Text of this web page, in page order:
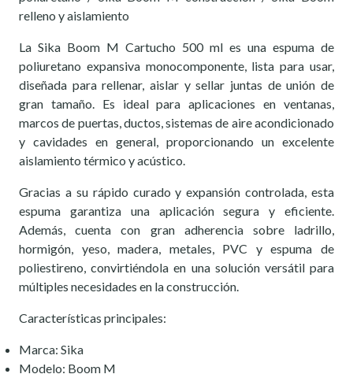
relleno y aislamiento
La Sika Boom M Cartucho 500 ml es una espuma de
poliuretano expansiva monocomponente, lista para usar,
diseñada para rellenar, aislar y sellar juntas de unión de
gran tamaño. Es ideal para aplicaciones en ventanas,
marcos de puertas, ductos, sistemas de aire acondicionado
y cavidades en general, proporcionando un excelente
aislamiento térmico y acústico.
Gracias a su rápido curado y expansión controlada, esta
espuma garantiza una aplicación segura y eficiente.
Además, cuenta con gran adherencia sobre ladrillo,
hormigón, yeso, madera, metales, PVC y espuma de
poliestireno, convirtiéndola en una solución versátil para
múltiples necesidades en la construcción.
Características principales:
Marca: Sika
Modelo: Boom M